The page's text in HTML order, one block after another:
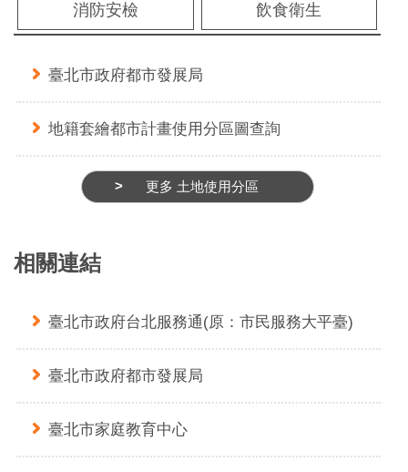
消防安檢 飲食衛生
臺北市政府都市發展局
地籍套繪都市計畫使用分區圖查詢
更多 土地使用分區
相關連結
臺北市政府台北服務通(原：市民服務大平臺)
臺北市政府都市發展局
臺北市家庭教育中心